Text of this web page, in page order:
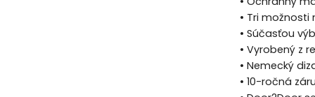
• Tri
• Súčasťou
• Vyrobený z
• Nemecký
• 10-ročná